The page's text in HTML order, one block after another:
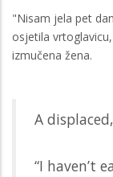
"Nisam jela pet
osjetila
izmučena žena.
A
“I haven’t